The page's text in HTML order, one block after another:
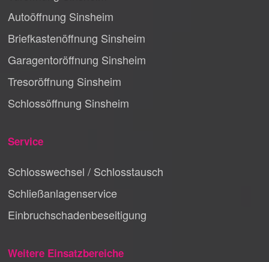
Autoöffnung Sinsheim
Briefkastenöffnung Sinsheim
Garagentoröffnung Sinsheim
Tresoröffnung Sinsheim
Schlossöffnung Sinsheim
Service
Schlosswechsel / Schlosstausch
Schließanlagenservice
Einbruchschadenbeseitigung
Weitere Einsatzbereiche